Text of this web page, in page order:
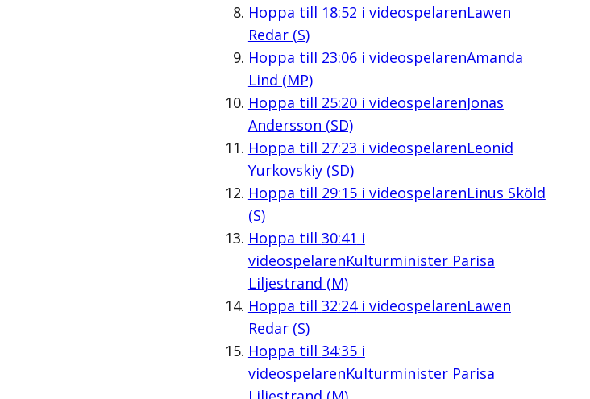
Hoppa till 18:52 i videospelarenLawen
Redar (S)
Hoppa till 23:06i videospelarenAmanda
Lind (MP)
Hoppa till 25:20i videospelarenJonas
Andersson (SD)
Hoppa till 27:23 i videospelarenLeonid
Yurkovskiy (SD)
Hoppa till 29:15i videospelarenLinus Sköld
(S)
Hoppa till 30:41 i
videospelarenKulturminister Parisa
Liljestrand (M)
Hoppa till 32:24i videospelarenLawen
Redar (S)
Hoppa till 34:35i
videospelarenKulturminister Parisa